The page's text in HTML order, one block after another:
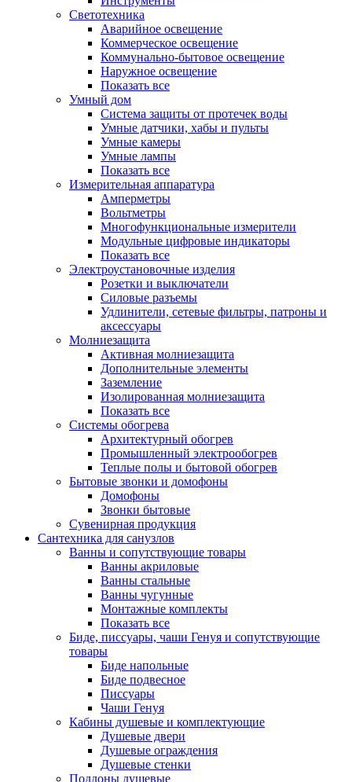
Светотехника
Аварийное освещение
Коммерческое освещение
Коммунально-бытовое освещение
Наружное освещение
Показать все
Умный дом
Система защиты от протечек воды
Умные датчики, хабы и пульты
Умные камеры
Умные лампы
Показать все
Измерительная аппаратура
Амперметры
Вольтметры
Многофункциональные измерители
Модульные цифровые индикаторы
Показать все
Электроустановочные изделия
Розетки и выключатели
Силовые разъемы
Удлинители, сетевые фильтры, патроны и
аксессуары
Молниезащита
Активная молниезащита
Дополнительные элементы
Заземление
Изолированная молниезащита
Показать все
Системы обогрева
Архитектурный обогрев
Промышленный электрообогрев
Теплые полы и бытовой обогрев
Бытовые звонки и домофоны
Домофоны
Звонки бытовые
Сувенирная продукция
Сантехника для санузлов
Ванны и сопутствующие товары
Ванны акриловые
Ванны стальные
Ванны чугунные
Монтажные комплекты
Показать все
Биде, писсуары, чаши Генуя и сопутствующие
товары
Биде напольные
Биде подвесное
Писсуары
Чаши Генуя
Кабины душевые и комплектующие
Душевые двери
Душевые ограждения
Душевые стенки
Поддоны душевые